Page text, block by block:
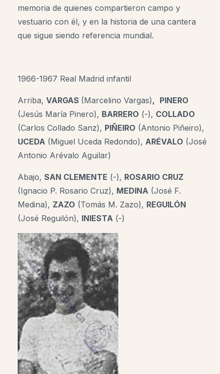
memoria de quienes compartieron campo y
vestuario con él, y en la historia de una cantera
que sigue siendo referencia mundial.
1966-1967 Real Madrid infantil
Arriba, VARGAS (Marcelino Vargas), PINERO
(Jesús María Pinero), BARRERO (-), COLLADO
(Carlos Collado Sanz), PIÑEIRO (Antonio Piñeiro),
UCEDA (Miguel Uceda Redondo), ARÉVALO (José
Antonio Arévalo Aguilar)
Abajo, SAN CLEMENTE (-), ROSARIO CRUZ
(Ignacio P. Rosario Cruz), MEDINA (José F.
Medina), ZAZO (Tomás M. Zazo), REGUILÓN
(José Reguilón), INIESTA (-)